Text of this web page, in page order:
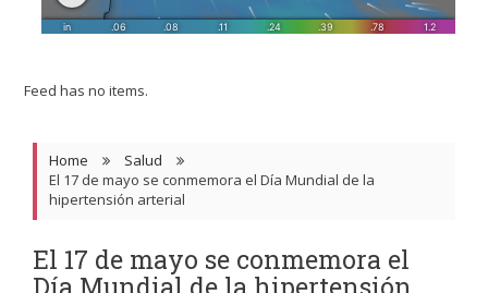
Feed has no items.
Home
Salud
El 17 de mayo se conmemora el Día Mundial de la
hipertensión arterial
El 17 de mayo se conmemora el
Día Mundial de la hipertensión